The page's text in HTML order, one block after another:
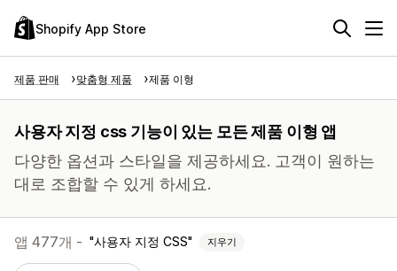
Shopify App Store
제품 판매 맞춤형 제품 제품 이형
사용자 지정 css 기능이 있는 모든 제품 이형 앱
다양한 옵션과 스타일을 제공하세요. 고객이 원하는
대로 조합할 수 있게 하세요.
앱 477개 - 사용자 지정 CSS 지우기